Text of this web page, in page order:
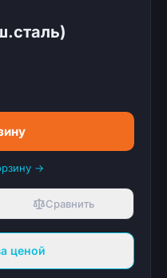
→
Сравнить
ценой